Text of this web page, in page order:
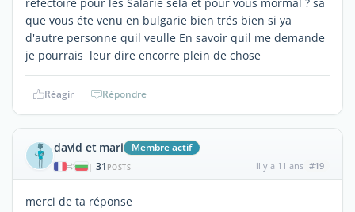
que vous éte venu en bulgarie bien trés bien si ya
d'autre personne quil veulle En savoir quil me demande
je pourrais leur dire encorre plein de chose
Réagir Répondre
david et mari Membre actif
| 31 POSTS il y a 11 ans #19
merci de ta réponse